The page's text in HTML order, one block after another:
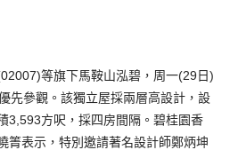
等旗下馬鞍山泓碧，周一(29日)
先參觀。該獨立屋採兩層高設計，設
3,593方呎，採四房間隔。碧桂園香
箐表示，特別邀請著名設計師鄭炳坤